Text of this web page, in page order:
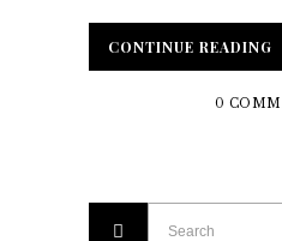
CONTINUE READING
0